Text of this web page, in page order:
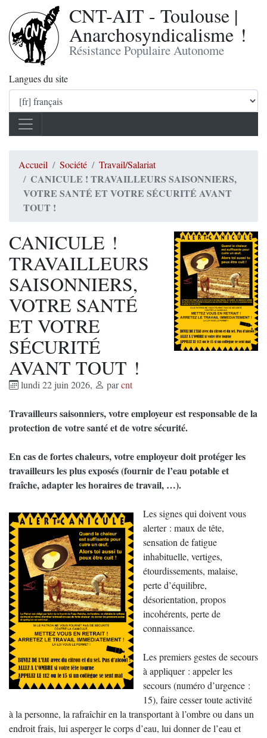
CNT-AIT - Toulouse |
Anarchosyndicalisme !
Résistance Populaire Autonome
Langues du site
Accueil Société Travail/Salariat
CANICULE ! TRAVAILLEURS SAISONNIERS,
VOTRE SANTÉ ET VOTRE SÉCURITÉ AVANT
TOUT !
CANICULE !
TRAVAILLEURS
SAISONNIERS,
VOTRE SANTÉ
ET VOTRE
SÉCURITÉ
AVANT TOUT !
lundi 22 juin 2026, parcnt
Travailleurs saisonniers, votre employeur est responsable de la
protection de votre santé et de votre sécurité.
En cas de fortes chaleurs, votre employeur doit protéger les
travailleurs les plus exposés (fournir de l’eau potable et
fraîche, adapter les horaires de travail, …).
Les signes qui doivent vous
alerter : maux de tête,
sensation de fatigue
inhabituelle, vertiges,
étourdissements, malaise,
perte d’équilibre,
désorientation, propos
incohérents, perte de
connaissance.
Les premiers gestes de secours
à appliquer : appeler les
secours (numéro d’urgence :
15), faire cesser toute activité
à la personne, la rafraîchir en la transportant à l’ombre ou dans un
endroit frais, lui asperger le corps d’eau, lui donner de l’eau et